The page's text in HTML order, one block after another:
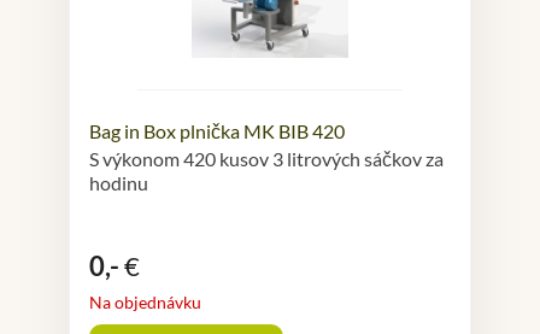
Bag in Box plnička MK BIB 420
S výkonom 420 kusov 3 litrových sáčkov za
hodinu
0,-€
Na objednávku